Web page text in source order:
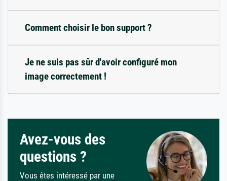
Comment choisir le bon support ?
Je ne suis pas sûr d'avoir configuré mon
image correctement !
Avez-vous des
questions ?
Vous êtes intéressé par une